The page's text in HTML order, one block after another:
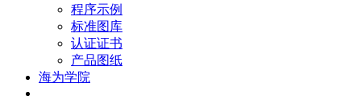
程序示例
标准图库
认证证书
产品图纸
海为学院